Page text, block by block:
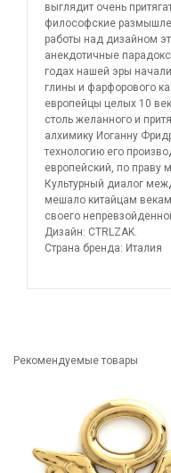
выглядит очень
философские
работы над дизайном
анекдотичные
годах нашей эры
глины и фарфорового
европейцы целых 10
столь желанного и
алхимику Иоганну
технологию его
европейский, по праву
Культурный диалог
мешало китайцам
своего
Дизайн: CTRLZAK.
Страна бренда: Италия
Рекомендуемые товары